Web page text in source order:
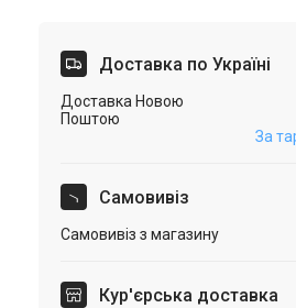
Доставка по Україні
Доставка Новою
Поштою
За
Самовивіз
Самовивіз з магазину
Кур'єрська доставка